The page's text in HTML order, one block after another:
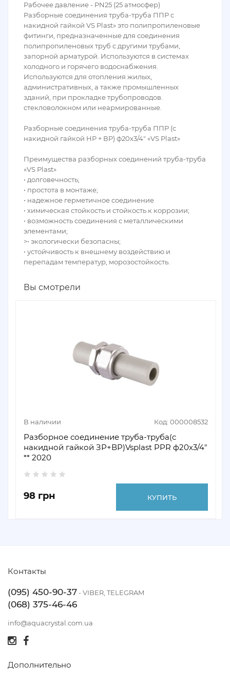
Рабочее давление - PN25 (25 атмосфер)
Разборные соединения труба-труба ППР с
накидной гайкой VS Plast» это полипропиленовые
фитинги, предназначенные для соединения
полипропиленовых труб с другими трубами,
запорной арматурой. Используются в системах
холодного и горячего водоснабжения.
Используются для отопления жилых,
административных, а также промышленных
зданий, при прокладке трубопроводов.
стекловолокном или неармированные.
Разборные соединения труба-труба ППР (с
накидной гайкой НР + ВР) ф20х3/4″ «VS Plast»
Преимущества разборных соединений труба-труба
«VS Plast»
• долговечность;
• простота в монтаже;
• надежное герметичное соединение
• химическая стойкость и стойкость к коррозии;
• возможность соединения с металлическими
элементами;
>• экологически безопасны;
• устойчивость к внешнему воздействию и
перепадам температур, морозостойкость.
Вы смотрели
В наличии Код: 000008532
Разборное соединение труба-труба(с
накидной гайкой ЗР+ВР)Vsplast PPR ф20х3/4″
** 2020
98 грн КУПИТЬ
Контакты
(095) 450-90-37- VIBER, TELEGRAM
(068) 375-46-46
info@aquacrystal.com.ua
Дополнительно